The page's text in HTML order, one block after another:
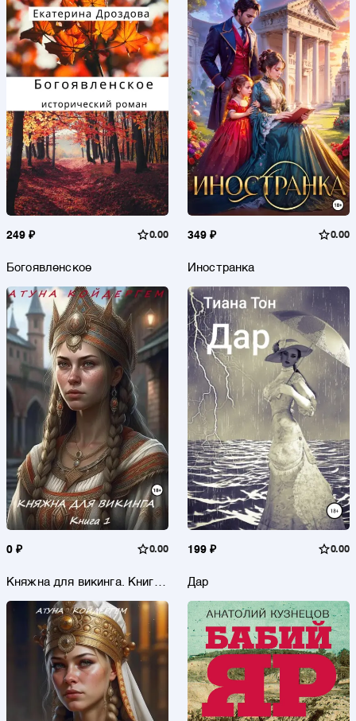
249 ₽ 0.00
Богоявленское
349 ₽ 0.00
Иностранка
0 ₽ 0.00
Княжна для викинга. Книга
199 ₽ 0.00
Дар